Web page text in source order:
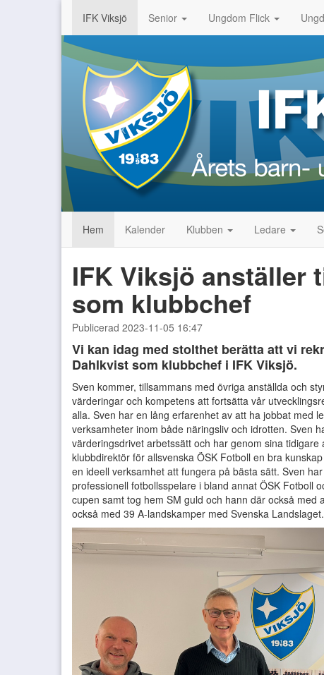
IFK Viksjö Senior Ungdom Flick
Hem Kalender Klubben Ledare
IFK Viksjö anställer
som klubbchef
Publicerad 2023-11-05 16:47
Vi kan idag med stolthet berätta att vi
Dahlkvist som klubbchef i IFK Viksjö.
Sven kommer, tillsammans med övriga anställda och
värderingar och kompetens att fortsätta vår
alla. Sven har en lång erfarenhet av att ha jobbat med
verksamheter inom både näringsliv och idrotten. Sven
värderingsdrivet arbetssätt och har genom sina tidigare
klubbdirektör för allsvenska ÖSK Fotboll en bra
en ideell verksamhet att fungera på bästa sätt. Sven
professionell fotbollsspelare i bland annat ÖSK Fotboll
cupen samt tog hem SM guld och hann där också med
också med 39 A-landskamper med Svenska Landslaget.